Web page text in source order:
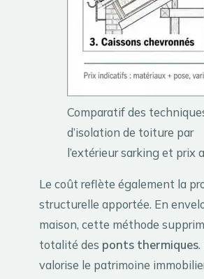
Comparatif des
d’isolation de toiture par
l’extérieur sarking et prix
Le coût reflète également la
structurelle apportée. En
maison, cette méthode
totalité des ponts thermiques.
valorise le patrimoine